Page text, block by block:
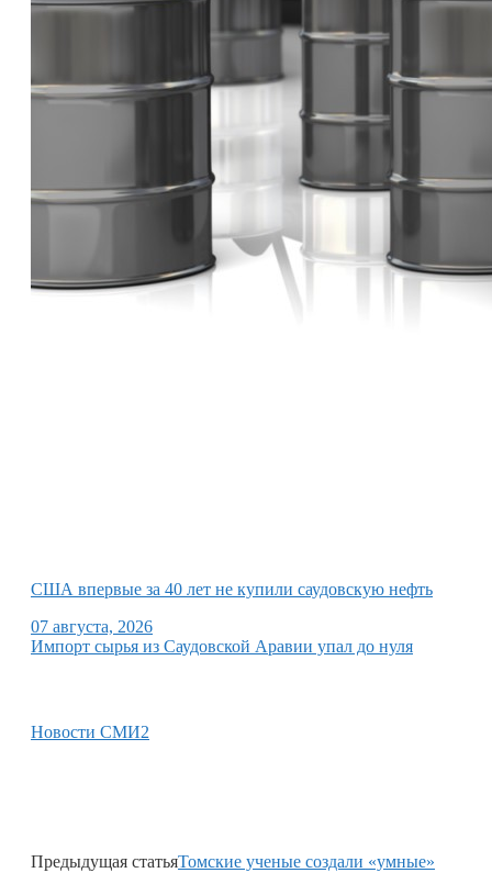
США впервые за 40 лет не купили саудовскую нефть
07 августа, 2026
Импорт сырья из Саудовской Аравии упал до нуля
Новости СМИ2
Предыдущая статьяТомские ученые создали «умные»